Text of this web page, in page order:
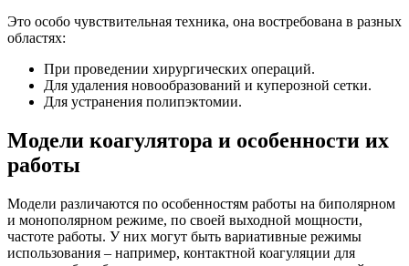
Это особо чувствительная техника, она востребована в разных
областях:
При проведении хирургических операций.
Для удаления новообразований и куперозной сетки.
Для устранения полипэктомии.
Модели коагулятора и особенности их
работы
Модели различаются по особенностям работы на биполярном
и монополярном режиме, по своей выходной мощности,
частоте работы. У них могут быть вариативные режимы
использования – например, контактной коагуляции для